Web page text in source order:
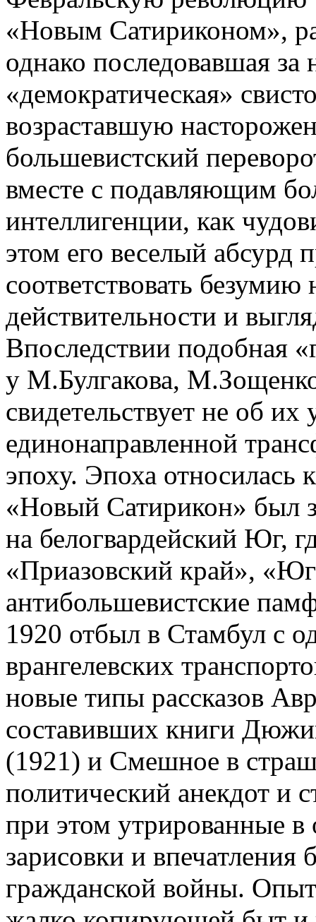
«Новым Сатириконом»,
однако последовавшая за
«демократическая»
возраставшую
большевистский
вместе с подавляющим
интеллигенции, как
этом его веселый абсурд
соответствовать
действительности и
Впоследствии подобная
у М.Булгакова,
свидетельствует не об
единонаправленной
эпоху. Эпоха относилась
«Новый Сатирикон» был
на белогвардейский Юг,
«Приазовский край»,
антибольшевистские
1920 отбыл в Стамбул с
врангелевских
новые типы рассказов
составивших книги
(1921) и Смешное в
политический анекдот и
при этом утрированные
зарисовки и
гражданской войны.